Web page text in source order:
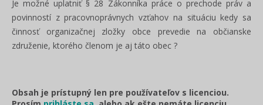
Je možné uplatniť § 28 Zákonníka práce o prechode práv a
povinností z pracovnoprávnych vzťahov na situáciu kedy sa
činnosť organizačnej zložky obce prevedie na občianske
združenie, ktorého členom je aj táto obec ?
Obsah je prístupný len pre používateľov s licenciou.